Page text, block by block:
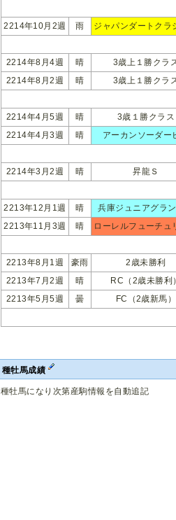
2214年10月2週
雨 ジャパンダートクラ
2214年8月4週
晴 3歳上１勝クラ
2214年8月2週
晴 3歳上１勝クラ
2214年4月5週
晴 3歳１勝クラス
2214年4月3週
晴 アーカンソーダー
2214年3月2週
晴 昇龍Ｓ
2213年12月1週
晴 兵庫ジュニアグラ
2213年11月3週
晴 ローレルフューチュ
2213年8月1週
豪雨 2歳未勝利
2213年7月2週
晴 RC（2歳未勝利）
2213年5月5週
曇 FC（2歳新馬）
種牡馬成績
種牡馬になり次第産駒情報を自動追記